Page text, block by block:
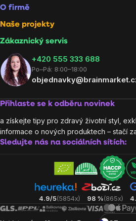
O firmě
Naše projekty
Zákaznický servis
‭+420 555 333 688
Po–Pá: 8:00–18:00
Přihlaste se k odběru novinek
a získejte tipy pro zdravý životní styl,
informace o nových produktech – stačí
Sledujte nás na sociálních sítích:
4.9/5(5854x) 98 %(865x)